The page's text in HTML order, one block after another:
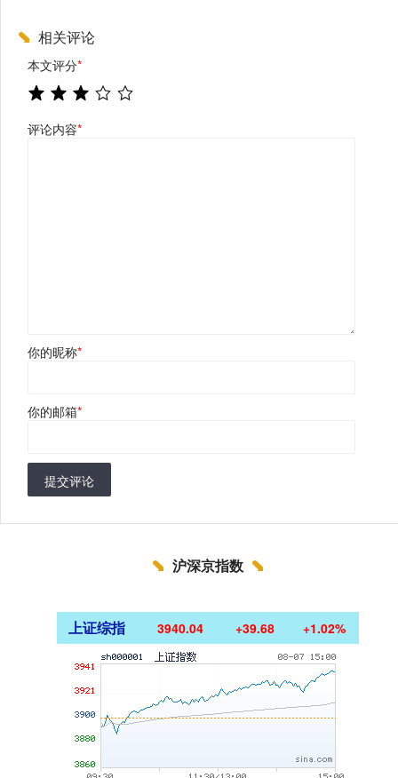
相关评论
本文评分*
评论内容*
你的昵称*
你的邮箱*
提交评论
沪深京指数
上证综指 3940.04 +39.68 +1.02%